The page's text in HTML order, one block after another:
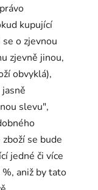
kupující
o zjevnou
zjevně jinou,
obvyklá),
slevu",
se bude
jedné či více
aniž by tato